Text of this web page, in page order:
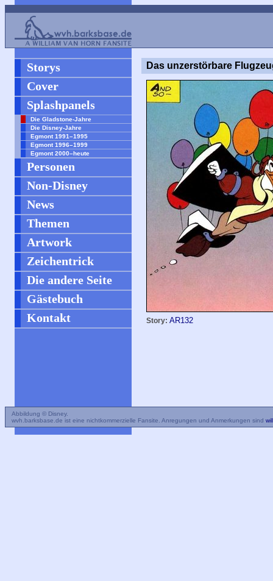
Storys
Cover
Splashpanels
Die Gladstone-Jahre
Die Disney-Jahre
Egmont 1991–1995
Egmont 1996–1999
Egmont 2000–heute
Personen
Non-Disney
News
Themen
Artwork
Zeichentrick
Die andere Seite
Gästebuch
Kontakt
Das unzerstörbare
Story: AR132
Abbildung © Disney.
wvh.barksbase.de ist eine nichtkommerzielle Fansite. Anregungen und Anmerkungen sind